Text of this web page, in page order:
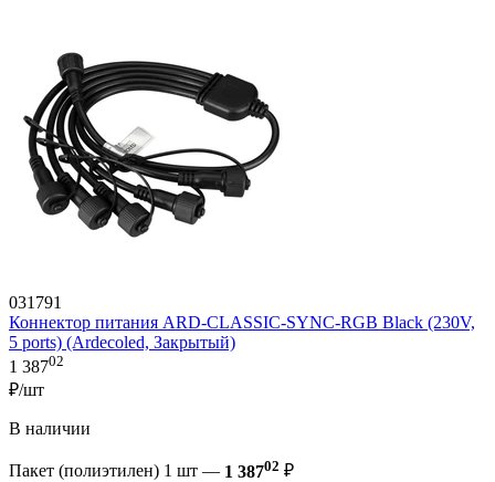
031791
Коннектор питания ARD-CLASSIC-SYNC-RGB Black (230V,
5 ports) (Ardecoled, Закрытый)
1 38702
₽/шт
В наличии
Пакет (полиэтилен) 1 шт — 1 38702 ₽